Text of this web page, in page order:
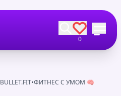
0
BULLET.FIT•ФИТНЕС С УМОМ 🧠